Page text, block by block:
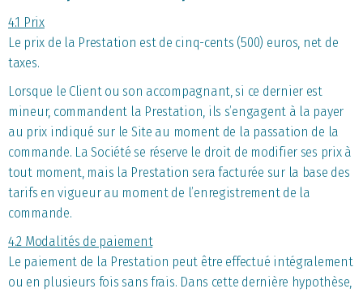
4.1 Prix
Le prix de la Prestation est de cinq-cents (500) euros, net de
taxes.
Lorsque le Client ou son accompagnant, si ce dernier est
mineur, commandent la Prestation, ils s’engagent à la payer
au prix indiqué sur le Site au moment de la passation de la
commande. La Société se réserve le droit de modifier ses prix à
tout moment, mais la Prestation sera facturée sur la base des
tarifs en vigueur au moment de l’enregistrement de la
commande.
4.2 Modalités de paiement
Le paiement de la Prestation peut être effectué intégralement
ou en plusieurs fois sans frais. Dans cette dernière hypothèse,